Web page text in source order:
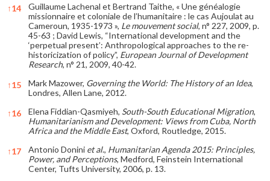
↑14
Guillaume Lachenal et Bertrand Taithe, « Une généalogie
missionnaire et coloniale de l’humanitaire : le cas Aujoulat au
Cameroun, 1935-1973 », Le mouvement social, n° 227, 2009, p.
45-63 ; David Lewis, “International development and the
‘perpetual present’: Anthropological approaches to the re-
historicization of policy”, European Journal of Development
Research, n° 21, 2009, 40-42.
↑15 Mark Mazower, Governing the World: The History of an Idea,
Londres, Allen Lane, 2012.
↑16 Elena Fiddian-Qasmiyeh, South-South Educational Migration,
Humanitarianism and Development: Views from Cuba, North
Africa and the Middle East, Oxford, Routledge, 2015.
↑17 Antonio Donini et al., Humanitarian Agenda 2015: Principles,
Power, and Perceptions, Medford, Feinstein International
Center, Tufts University, 2006, p. 13.